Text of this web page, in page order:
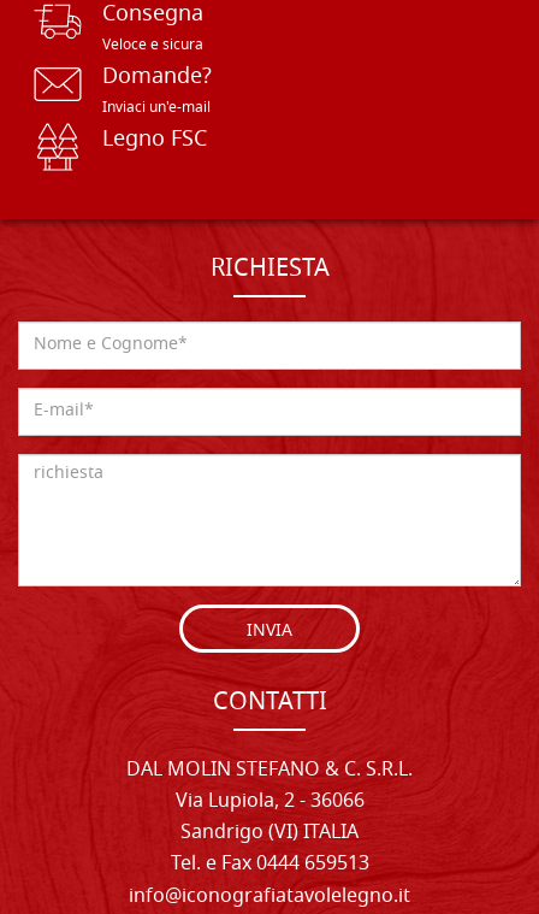
Consegna
Veloce e sicura
Domande?
Inviaci un'e-mail
Legno FSC
RICHIESTA
INVIA
CONTATTI
DAL MOLIN STEFANO & C. S.R.L.
Via Lupiola, 2 - 36066
Sandrigo (VI) ITALIA
Tel. e Fax 0444 659513
info@iconografiatavolelegno.it